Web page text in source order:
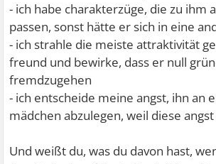
- ich habe charakterzüge, die zu ihm
passen, sonst hätte er sich in eine
- ich strahle die meiste attraktivität
freund und bewirke, dass er null
fremdzugehen
- ich entscheide meine angst, ihn an
mädchen abzulegen, weil diese
Und weißt du, was du davon hast,